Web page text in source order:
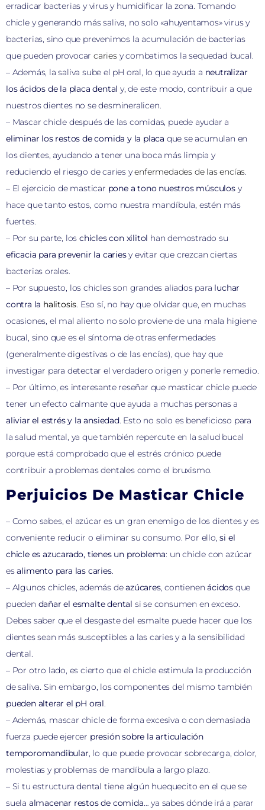
erradicar bacterias y virus y humidificar la zona. Tomando
chicle y generando más saliva, no solo «ahuyentamos» virus y
bacterias, sino que prevenimos la acumulación de bacterias
que pueden provocar cariesy combatimos la sequedad bucal.
– Además, la saliva sube el pH oral, lo que ayuda a neutralizar
los ácidos de la placa dental y, de este modo, contribuir a que
nuestros dientes no se desmineralicen.
– Mascar chicle después de las comidas, puede ayudar a
eliminar los restos de comida y la placa que se acumulan en
los dientes, ayudando a tener una boca más limpia y
reduciendo el riesgo de caries yenfermedades de las encías.
– El ejercicio de masticar pone a tono nuestros músculosy
hace que tanto estos, como nuestra mandíbula, estén más
fuertes.
– Por su parte, los chicles con xilitol han demostrado su
eficacia para prevenir la cariesy evitar que crezcan ciertas
bacterias orales.
– Por supuesto, los chicles son grandes aliados para luchar
contra la halitosis. Eso sí, no hay que olvidar que, en muchas
ocasiones, el mal aliento no solo proviene de una mala higiene
bucal, sino que es el síntoma de otras enfermedades
(generalmente digestivas o de las encías), que hay que
investigar para detectar el verdadero origen y ponerle remedio.
– Por último, es interesante reseñar que masticar chicle puede
tener un efecto calmante que ayuda a muchas personas a
aliviar el estrés y la ansiedad. Esto no solo es beneficioso para
la salud mental, ya que también repercute en la salud bucal
porque está comprobado que el estrés crónico puede
contribuir a problemas dentales como el bruxismo.
Perjuicios De Masticar Chicle
– Como sabes, el azúcar es un gran enemigo de los dientes y es
conveniente reducir o eliminar su consumo. Por ello,si el
chicle es azucarado, tienes un problema: un chicle con azúcar
esalimento para las caries.
– Algunos chicles, además deazúcares, contienenácidos que
pueden dañar el esmalte dental si se consumen en exceso.
Debes saber que el desgaste del esmalte puede hacer que los
dientes sean más susceptibles a las caries y a la sensibilidad
dental.
– Por otro lado, es cierto que el chicle estimula la producción
de saliva. Sin embargo, los componentes del mismo también
pueden alterar el pH oral.
– Además, mascar chicle de forma excesiva o con demasiada
fuerza puede ejercer presión sobre la articulación
temporomandibular, lo que puede provocar sobrecarga, dolor,
molestias y problemas de mandíbula a largo plazo.
– Si tu estructura dental tiene algún huequecito en el que se
suela almacenar restos de comida… ya sabes dónde irá a parar